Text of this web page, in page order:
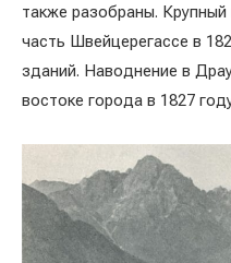
также разобраны.
часть Швейцерегассе в
зданий. Наводнение в
востоке города в 1827